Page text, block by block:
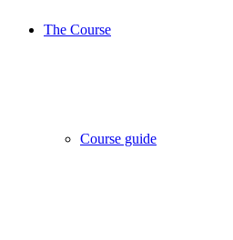
The Course
Course guide